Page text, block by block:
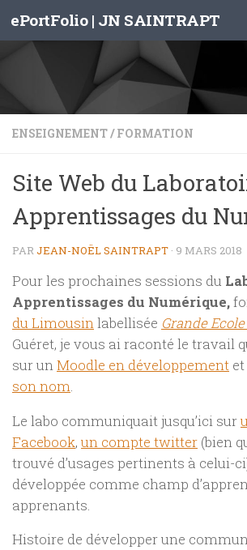
Skip to content
ePortFolio | JN SAINTRAPT
ENSEIGNEMENT/ FORMATION
Site Web du
Apprentissages du
PARJEAN-NOËL SAINTRAPT · 9 MARS 2018
Pour les prochaines sessions du
Apprentissages du Numérique,
du Limousinlabellisée Grande
Guéret, je vous ai raconté le travail
sur unMoodle en développement et
son nom.
Le labo communiquait jusqu’ici sur
Facebook, un compte twitter (bien
trouvé d’usages pertinents à celui-
développée comme champ
apprenants.
Histoire de développer une